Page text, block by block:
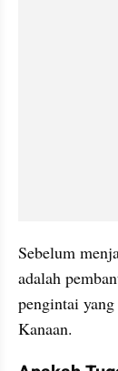
Sebelum
adalah
pengintai
Kanaan.